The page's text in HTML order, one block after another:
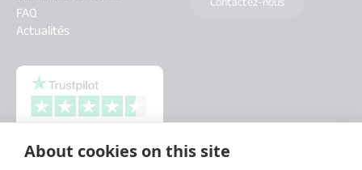
About cookies on this site
FAQ
Actualités